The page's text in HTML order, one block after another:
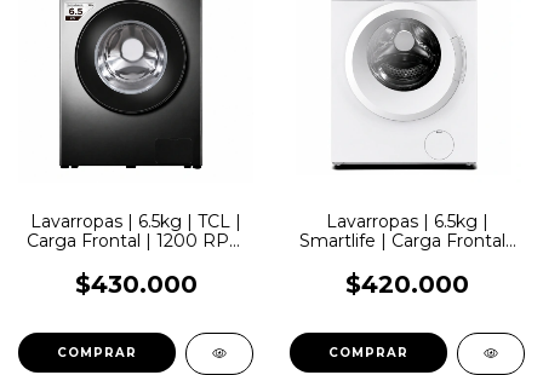
Lavarropas | 6.5kg | TCL |
Carga Frontal | 1200 RPM
$430.000
Lavarropas | 6.5kg |
Smartlife | Carga Frontal |
$420.000